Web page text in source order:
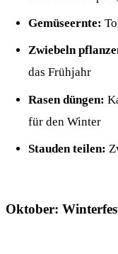
Gemüseernte:
Zwiebeln
das Frühjahr
Rasen düngen:
für den Winter
Stauden teilen:
Oktober: